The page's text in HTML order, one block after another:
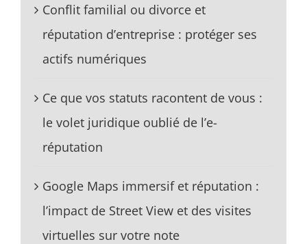
Conflit familial ou divorce et
réputation d’entreprise : protéger ses
actifs numériques
Ce que vos statuts racontent de vous :
le volet juridique oublié de l’e-
réputation
Google Maps immersif et réputation :
l’impact de Street View et des visites
virtuelles sur votre note